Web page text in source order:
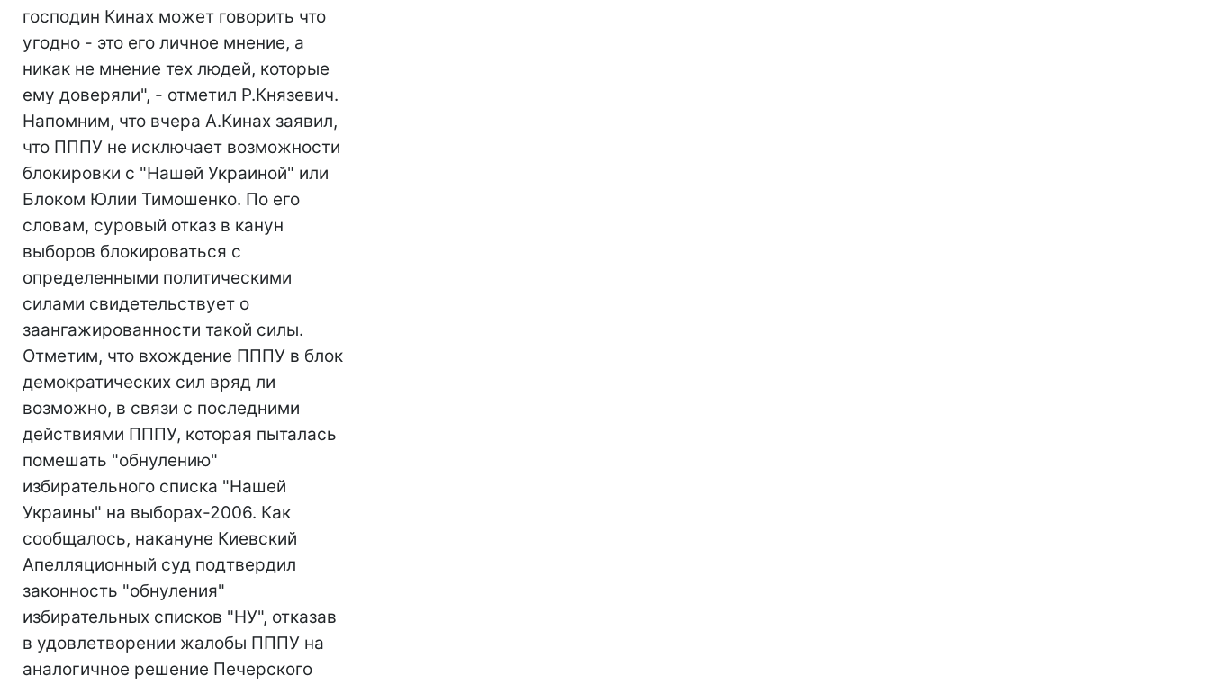
господин Кинах может говорить что
угодно - это его личное мнение, а
никак не мнение тех людей, которые
ему доверяли", - отметил Р.Князевич.
Напомним, что вчера А.Кинах заявил,
что ПППУ не исключает возможности
блокировки с "Нашей Украиной" или
Блоком Юлии Тимошенко. По его
словам, суровый отказ в канун
выборов блокироваться с
определенными политическими
силами свидетельствует о
заангажированности такой силы.
Отметим, что вхождение ПППУ в блок
демократических сил вряд ли
возможно, в связи с последними
действиями ПППУ, которая пыталась
помешать "обнулению"
избирательного списка "Нашей
Украины" на выборах-2006. Как
сообщалось, накануне Киевский
Апелляционный суд подтвердил
законность "обнуления"
избирательных списков "НУ", отказав
в удовлетворении жалобы ПППУ на
аналогичное решение Печерского